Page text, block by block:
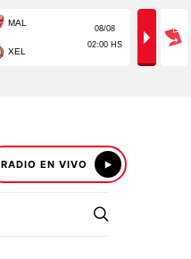
RADIO EN VIVO